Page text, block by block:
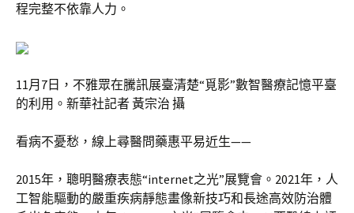
程完整不依靠人力。
11月7日，不雅眾在騰訊展臺清楚“覓影”數智醫療記憶平臺
的利用。新華社記者 黃宗治 攝
看病不憂愁，線上尋醫問藥惠平易近生——
2015年，聰明醫療表態“internet之光”展覽會。2021年，人
工智能驅動的嚴重疾病靜態畫像新技巧和長途高效防治體